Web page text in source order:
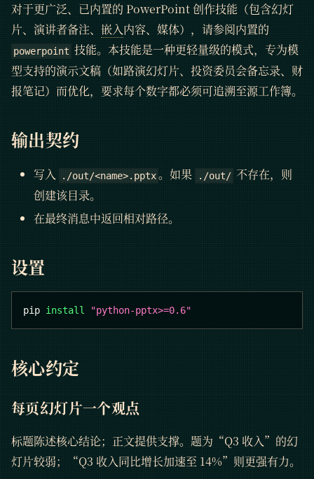
对于更广泛、已内置的 PowerPoint 创作技能（包含幻灯
片、演讲者备注、 嵌入内容、媒体），请参阅内置的
powerpoint 技能。本技能是一种更轻量级的模式，专为模
型支持的演示文稿（如路演幻灯片、投资委员会备忘录、财
报笔记）而优化，要求每个数字都必须可追溯至源工作簿。
输出契约
写入 ./out/<name>.pptx 。如果 ./out/ 不存在，则
创建该目录。
在最终消息中返回相对路径。
设置
pip install "python-pptx>=0.6"
核心约定
每页幻灯片一个观点
标题陈述核心结论；正文提供支撑。题为“Q3 收入”的幻
灯片较弱；“Q3 收入同比增长加速至 14%”则更强有力。